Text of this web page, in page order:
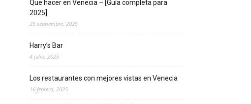
Que hacer en Venecia – [Guía completa para
2025]
25 septiembre, 2025
Harry’s Bar
4 julio, 2025
Los restaurantes con mejores vistas en Venecia
16 febrero, 2025